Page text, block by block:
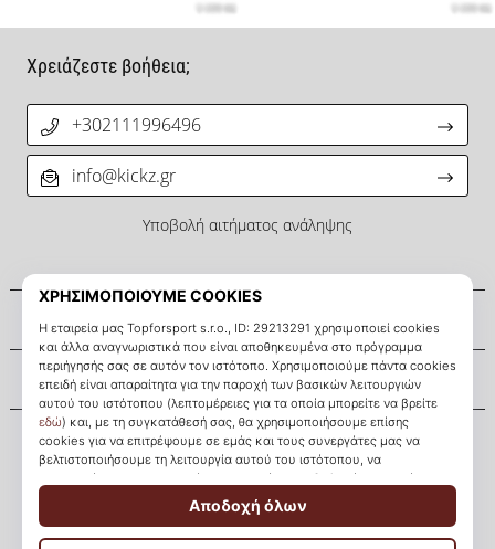
KICKZ.gr
Σχετικά μ' εμάς
Εξυπηρέτηση πελατών
Χρειάζεστε βοήθεια;
+302111996496
info@kickz.gr
Υποβολή αιτήματος ανάληψης